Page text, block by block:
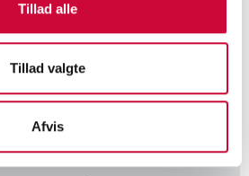
Tillad alle
Tillad valgte
Afvis
KONTAKT
Karosseridele A/S
Hjallerup, Denmark